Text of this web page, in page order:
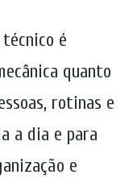
é
quanto
rotinas e
a dia e para
e